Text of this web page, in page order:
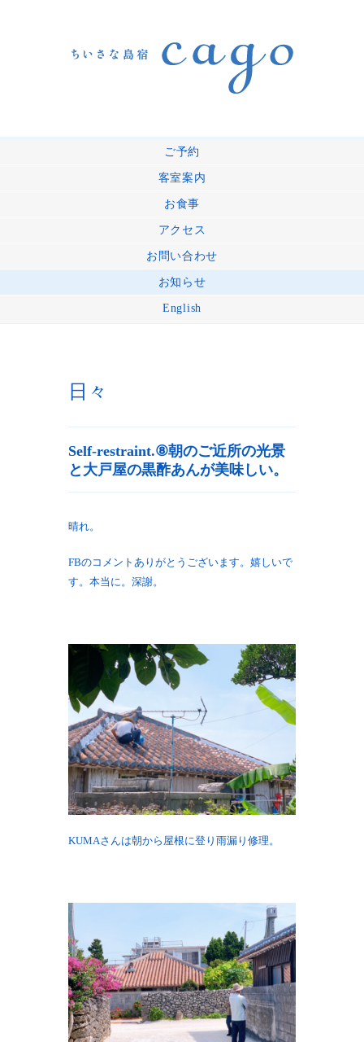
ご予約
客室案内
お食事
アクセス
お問い合わせ
お知らせ
English
日々
Self-restraint.⑧朝のご近所の光景
と大戸屋の黒酢あんが美味しい。
晴れ。
FBのコメントありがとうございます。嬉しいで
す。本当に。深謝。
KUMAさんは朝から屋根に登り雨漏り修理。